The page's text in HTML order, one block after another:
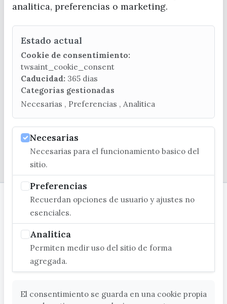
CONTACTA CON LA OFICINA DE TURISMO
(+34) 952 541 104
turismo@velezmalaga.es
C/ Poniente, 2. CP 29740 - Torre del Mar
analitica, preferencias o marketing.
Estado actual
Cookie de consentimiento:
twsaint_cookie_consent
Caducidad: 365 dias
Categorias gestionadas
Necesarias , Preferencias , Analitica
Necesarias
Necesarias para el funcionamiento basico del
sitio.
Preferencias
Recuerdan opciones de usuario y ajustes no
esenciales.
Analitica
Permiten medir uso del sitio de forma
agregada.
El consentimiento se guarda en una cookie propia